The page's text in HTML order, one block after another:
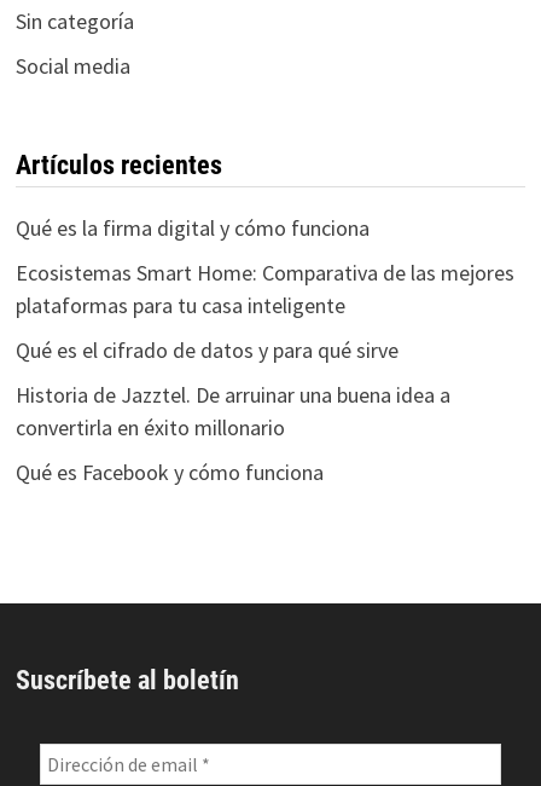
Sin categoría
Social media
Artículos recientes
Qué es la firma digital y cómo funciona
Ecosistemas Smart Home: Comparativa de las mejores
plataformas para tu casa inteligente
Qué es el cifrado de datos y para qué sirve
Historia de Jazztel. De arruinar una buena idea a
convertirla en éxito millonario
Qué es Facebook y cómo funciona
Suscríbete al boletín